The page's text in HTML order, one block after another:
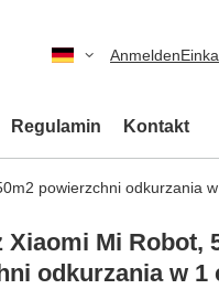
Anmelden
Regulamin Kontakt
powierzchni odkurzania
Mi Robot,
odkurzania w 1